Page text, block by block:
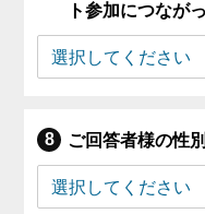
ト参加につなが
ご回答者様の性